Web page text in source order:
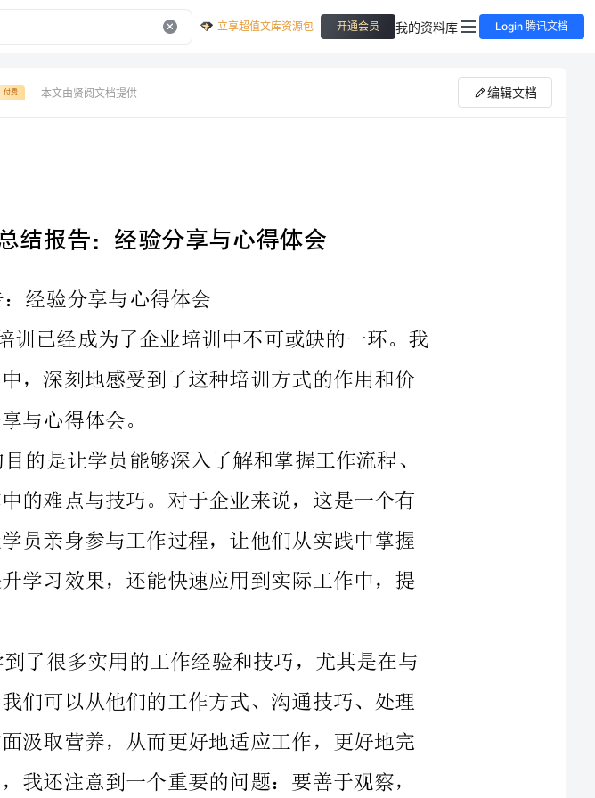
立享超值文库资源包 开通会员 我的资料库 Login 腾讯文档
付费 本文由贤阅文档提供 编辑文档
定了工作的质量和效果。跟岗培训让我更加关注这些细节，学会从每
跟岗培训总结报告：经验分享与心得体会
在最近的一次跟岗培训中，深刻地感受到了这种培训方式的作用和价
首先，跟岗培训的目的是让学员能够深入了解和掌握工作流程、
知识和技能，不仅能提升学习效果，还能快速应用到实际工作中，提
我在跟岗培训中学到了很多实用的工作经验和技巧，尤其是在与
善于学习。当你从旁观者变成参与者时，你需要更加专注地观察周围
的环境和行为，更加敏锐地感受事物的变化，以此来学习和成长。